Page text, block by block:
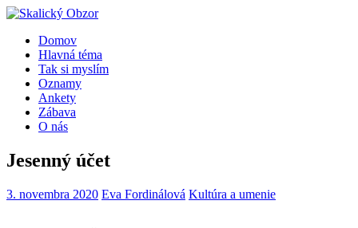
Domov
Hlavná téma
Tak si myslím
Oznamy
Ankety
Zábava
O nás
Jesenný účet
3. novembra 2020 Eva Fordinálová Kultúra a umenie